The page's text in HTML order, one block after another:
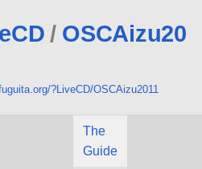
/ OSCAizu20
?LiveCD/OSCAizu2011
The
Guide